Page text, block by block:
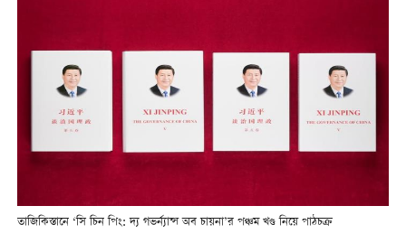
তাজিকিস্তানে ‘সি চিন পিং: দ্য গভর্ন্যান্স অব চায়না’র পঞ্চম খণ্ড নিয়ে পাঠচক্র